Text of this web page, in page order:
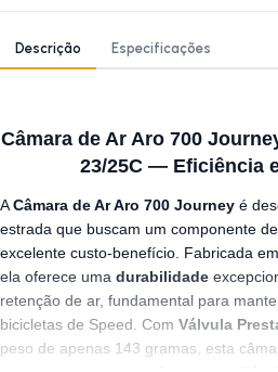
Descrição Especificações
Câmara de Ar Aro 700
23/25C — Eficiência
ACâmara de Ar Aro 700 Journey é
estrada que buscam um componente
excelente custo-benefício. Fabricada em
ela oferece uma durabilidade
retenção de ar, fundamental para
bicicletas de Speed. Com Válvula
peso de apenas 143 gramas, esta